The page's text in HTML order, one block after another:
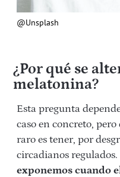
@Unsplash
¿Por qué se
melatonina?
Esta pregunta
caso en concreto,
raro es tener, por
circadianos regulados.
exponemos cuando